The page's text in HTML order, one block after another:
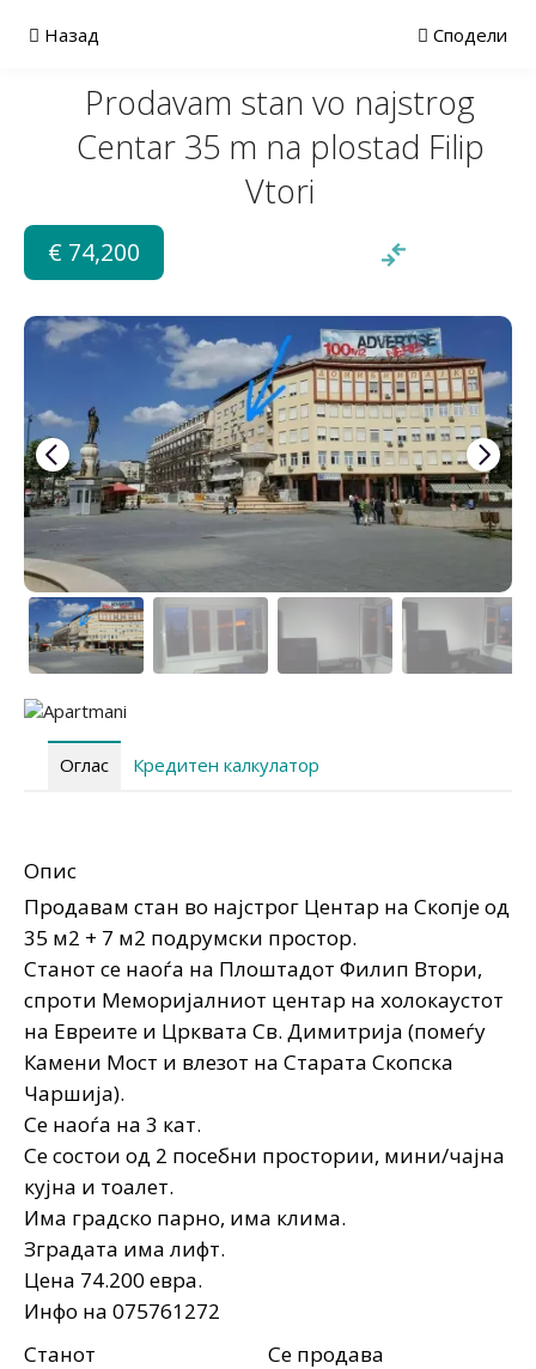
Назад Сподели
Prodavam stan vo najstrog
Centar 35 m na plostad Filip
Vtori
€ 74,200
Оглас Кредитен калкулатор
Опис
Продавам стан во најстрог Центар на Скопје од
35 м2 + 7 м2 подрумски простор.
Станот се наоѓа на Плоштадот Филип Втори,
спроти Меморијалниот центар на холокаустот
на Евреите и Црквата Св. Димитрија (помеѓу
Камени Мост и влезот на Старата Скопска
Чаршија).
Се наоѓа на 3 кат.
Се состои од 2 посебни простории, мини/чајна
кујна и тоалет.
Има градско парно, има клима.
Зградата има лифт.
Цена 74.200 евра.
Инфо на 075761272
Станот
Се продава